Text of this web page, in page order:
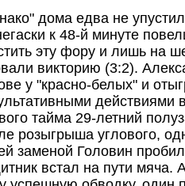
дома едва не
к 48-й минуте
эту фору и лишь на
викторию (3:2).
у "красно-белых" и
действиями
тайма 29-летний
розыгрыша углового,
заменой Головин
встал на пути мяча.